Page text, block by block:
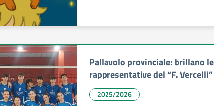
Pallavolo provinciale: brillano le
rappresentative del “F. Vercelli”
2025/2026